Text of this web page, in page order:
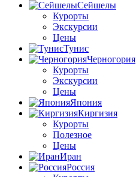
Сейшелы
Курорты
Экскурсии
Цены
Тунис
Черногория
Курорты
Экскурсии
Цены
Япония
Киргизия
Курорты
Полезное
Цены
Иран
Россия